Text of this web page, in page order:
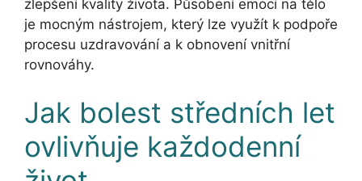
zlepšení kvality života. Působení emocí na tělo
je mocným nástrojem, který lze využít k podpoře
procesu uzdravování a k obnovení vnitřní
rovnováhy.
Jak bolest středních let
ovlivňuje každodenní